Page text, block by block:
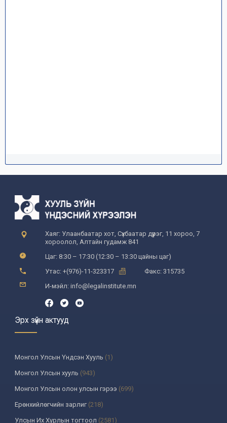
Хаяг: Улаанбаатар хот, Сүхбаатар дүүрэг, 11 хороо, 7
хороолол, Алтайн гудамж 841
Цаг: 8:30 – 17:30 (12:30 – 13:30 цайны цаг)
Утас: +(976)-11-323317
Факс: 315735
И-мэйл: info@legalinstitute.mn
Эрх зүйн актууд
Монгол Улсын Үндсэн Хууль (1)
Монгол Улсын хууль (943)
Монгол Улсын олон улсын гэрээ (699)
Ерөнхийлөгчийн зарлиг(218)
Улсын Их Хурлын тогтоол (2581)